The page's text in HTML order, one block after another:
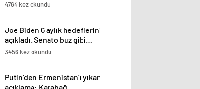
4764 kez okundu
Joe Biden 6 aylık hedeflerini
açıkladı. Senato buz gibi…
3456 kez okundu
Putin’den Ermenistan’ı yıkan
açıklama: Karabağ